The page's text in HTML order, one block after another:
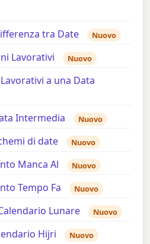
tra Date
Nuovo
Lavorativi Nuovo
a una Data
Intermedia Nuovo
di date Nuovo
Manca Al Nuovo
Tempo Fa Nuovo
Lunare Nuovo
Hijri Nuovo